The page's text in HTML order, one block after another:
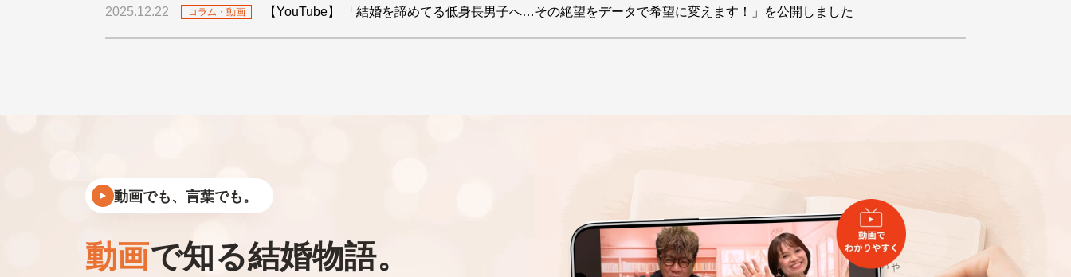
2025.12.22 コラム・動画 【YouTube】 「結婚を諦めてる低身長男子へ…その絶望をデータで希望に変えます！」を公開しました
動画でも、言葉でも。
動画で知る結婚物語。